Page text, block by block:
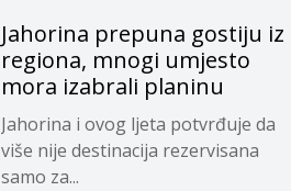
Jahorina prepuna gostiju iz
regiona, mnogi umjesto
mora izabrali planinu
Jahorina i ovog ljeta potvrđuje da
više nije destinacija rezervisana
samo za...